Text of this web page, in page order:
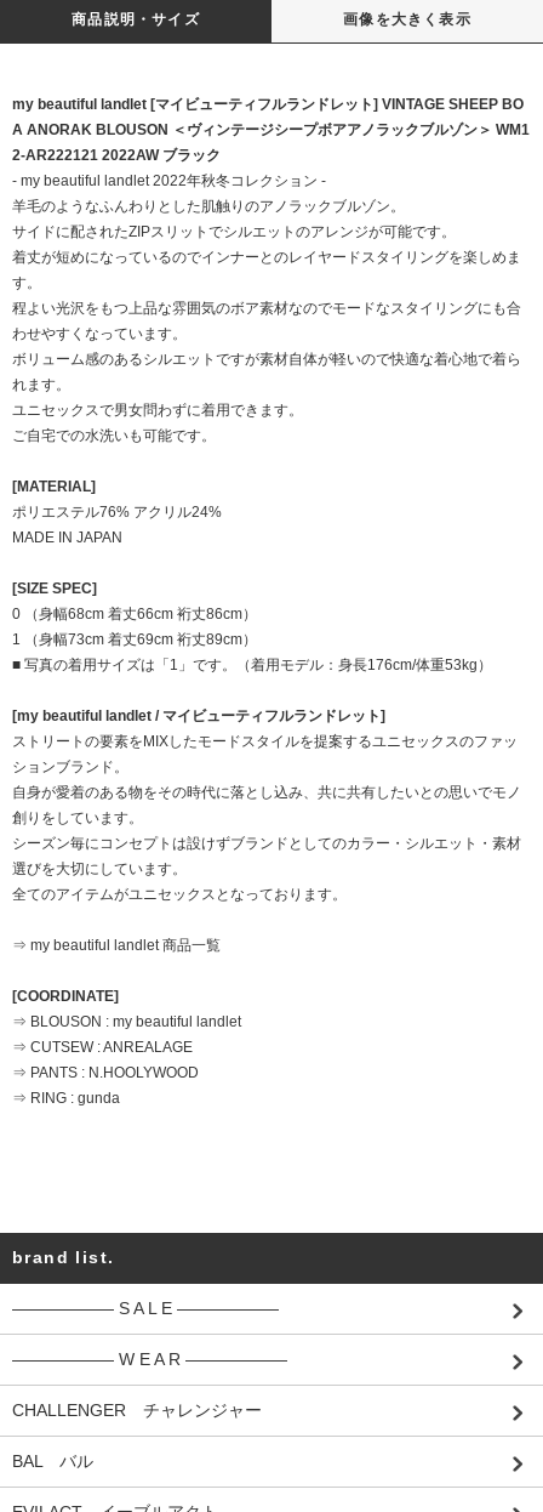
商品説明・サイズ 画像を大きく表示
my beautiful landlet [マイビューティフルランドレット] VINTAGE SHEEP BO
A ANORAK BLOUSON ＜ヴィンテージシープボアアノラックブルゾン＞ WM1
2-AR222121 2022AW ブラック
- my beautiful landlet 2022年秋冬コレクション -
羊毛のようなふんわりとした肌触りのアノラックブルゾン。
サイドに配されたZIPスリットでシルエットのアレンジが可能です。
着丈が短めになっているのでインナーとのレイヤードスタイリングを楽しめま
す。
程よい光沢をもつ上品な雰囲気のボア素材なのでモードなスタイリングにも合
わせやすくなっています。
ボリューム感のあるシルエットですが素材自体が軽いので快適な着心地で着ら
れます。
ユニセックスで男女問わずに着用できます。
ご自宅での水洗いも可能です。
[MATERIAL]
ポリエステル76% アクリル24%
MADE IN JAPAN
[SIZE SPEC]
0 （身幅68cm 着丈66cm 裄丈86cm）
1 （身幅73cm 着丈69cm 裄丈89cm）
■ 写真の着用サイズは「1」です。（着用モデル：身長176cm/体重53kg）
[my beautiful landlet / マイビューティフルランドレット]
ストリートの要素をMIXしたモードスタイルを提案するユニセックスのファッ
ションブランド。
自身が愛着のある物をその時代に落とし込み、共に共有したいとの思いでモノ
創りをしています。
シーズン毎にコンセプトは設けずブランドとしてのカラー・シルエット・素材
選びを大切にしています。
全てのアイテムがユニセックスとなっております。
⇒ my beautiful landlet 商品一覧
[COORDINATE]
⇒ BLOUSON : my beautiful landlet
⇒ CUTSEW : ANREALAGE
⇒ PANTS : N.HOOLYWOOD
⇒ RING : gunda
brand list.
―――――― S A L E ――――――
―――――― W E A R ――――――
CHALLENGER チャレンジャー
BAL バル